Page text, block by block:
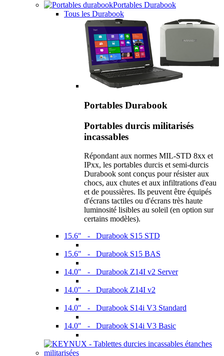
Portables Durabook
Tous les Durabook
Portables Durabook
Portables durcis militarisés
incassables
Répondant aux normes MIL-STD 8xx et
IPxx, les portables durcis et semi-durcis
Durabook sont conçus pour résister aux
chocs, aux chutes et aux infiltrations d'eau
et de poussières. Ils peuvent être équipés
d'écrans tactiles ou d'écrans très haute
luminosité lisibles au soleil (en option sur
certains modèles).
15.6" - Durabook S15 STD
15.6" - Durabook S15 BAS
14.0" - Durabook Z14I v2 Server
14.0" - Durabook Z14I v2
14.0" - Durabook S14i V3 Standard
14.0" - Durabook S14i V3 Basic